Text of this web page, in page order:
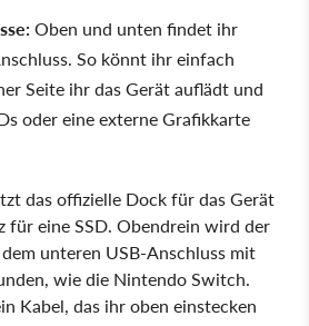
Oben und unten findet ihr
So könnt ihr einfach
Seite ihr das Gerät auflädt und
oder eine externe Grafikkarte
das offizielle Dock für das Gerät
für eine SSD. Obendrein wird der
unteren USB-Anschluss mit
wie die Nintendo Switch.
Kabel, das ihr oben einstecken